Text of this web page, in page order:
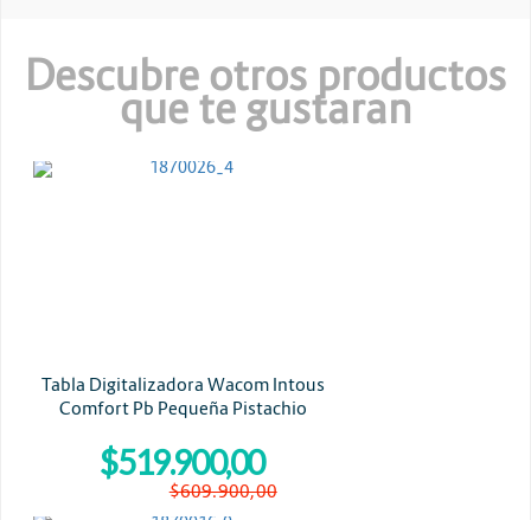
Descubre otros productos
que te gustaran
Tabla Digitalizadora Wacom Intous
Comfort Pb Pequeña Pistachio
WACOM
$609.900,00
$519.900,00